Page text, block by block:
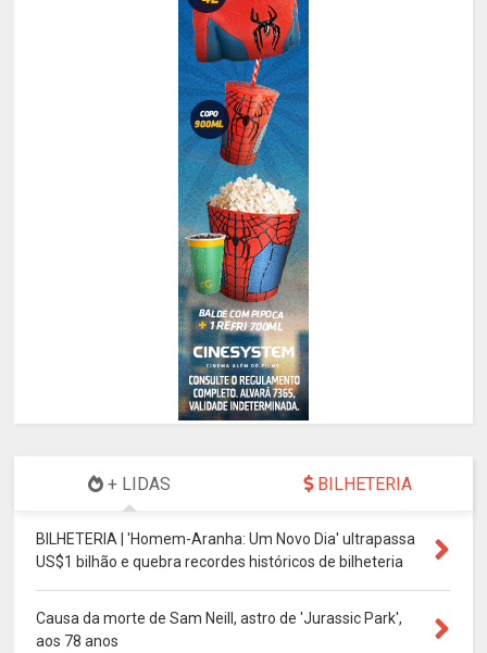
+ LIDAS BILHETERIA
BILHETERIA | 'Homem-Aranha: Um Novo Dia' ultrapassa
US$1 bilhão e quebra recordes históricos de bilheteria
Causa da morte de Sam Neill, astro de 'Jurassic Park',
aos 78 anos